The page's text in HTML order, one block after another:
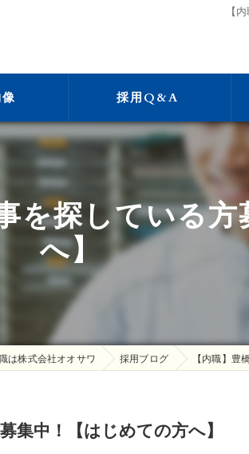
【
採用Q&A
を探している
へ】
は株式会社オオサワ 採用ブログ 【内職】豊
集中！【はじめての方へ】